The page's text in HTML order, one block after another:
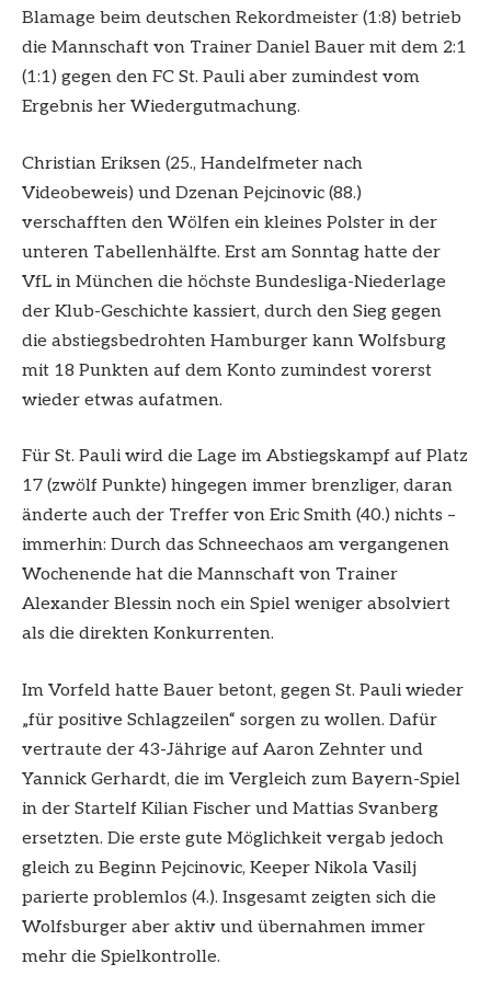
Blamage beim deutschen Rekordmeister (1:8) betrieb
die Mannschaft von Trainer Daniel Bauer mit dem 2:1
(1:1) gegen den FC St. Pauli aber zumindest vom
Ergebnis her Wiedergutmachung.
Christian Eriksen (25., Handelfmeter nach
Videobeweis) und Dzenan Pejcinovic (88.)
verschafften den Wölfen ein kleines Polster in der
unteren Tabellenhälfte. Erst am Sonntag hatte der
VfL in München die höchste Bundesliga-Niederlage
der Klub-Geschichte kassiert, durch den Sieg gegen
die abstiegsbedrohten Hamburger kann Wolfsburg
mit 18 Punkten auf dem Konto zumindest vorerst
wieder etwas aufatmen.
Für St. Pauli wird die Lage im Abstiegskampf auf Platz
17 (zwölf Punkte) hingegen immer brenzliger, daran
änderte auch der Treffer von Eric Smith (40.) nichts –
immerhin: Durch das Schneechaos am vergangenen
Wochenende hat die Mannschaft von Trainer
Alexander Blessin noch ein Spiel weniger absolviert
als die direkten Konkurrenten.
Im Vorfeld hatte Bauer betont, gegen St. Pauli wieder
„für positive Schlagzeilen“ sorgen zu wollen. Dafür
vertraute der 43-Jährige auf Aaron Zehnter und
Yannick Gerhardt, die im Vergleich zum Bayern-Spiel
in der Startelf Kilian Fischer und Mattias Svanberg
ersetzten. Die erste gute Möglichkeit vergab jedoch
gleich zu Beginn Pejcinovic, Keeper Nikola Vasilj
parierte problemlos (4.). Insgesamt zeigten sich die
Wolfsburger aber aktiv und übernahmen immer
mehr die Spielkontrolle.